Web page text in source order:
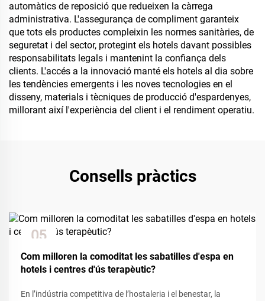
automàtics de reposició que redueixen la càrrega
administrativa. L'assegurança de compliment garanteix
que tots els productes compleixin les normes sanitàries, de
seguretat i del sector, protegint els hotels davant possibles
responsabilitats legals i mantenint la confiança dels
clients. L'accés a la innovació manté els hotels al dia sobre
les tendències emergents i les noves tecnologies en el
disseny, materials i tècniques de producció d'espardenyes,
millorant així l'experiència del client i el rendiment operatiu.
Consells pràctics
05
Com milloren la comoditat les sabatilles d'espa en
hotels i centres d'ús terapèutic?
En l’indústria competitiva de l’hostaleria i el benestar, la